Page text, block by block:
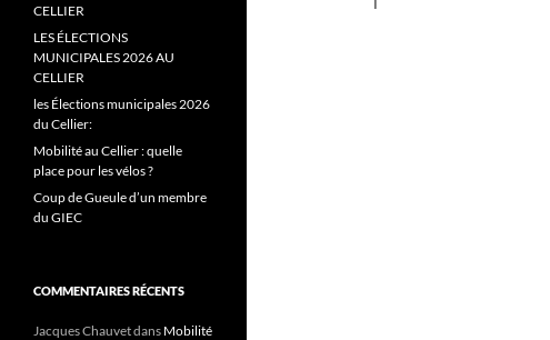
CELLIER
LES ÉLECTIONS
MUNICIPALES 2026 AU
CELLIER
les Élections municipales 2026
du Cellier:
Mobilité au Cellier : quelle
place pour les vélos ?
Coup de Gueule d’un membre
du GIEC
COMMENTAIRES RÉCENTS
Jacques Chauvetdans Mobilité